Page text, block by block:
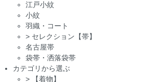
江戸小紋
小紋
羽織・コート
> セレクション【帯】
名古屋帯
袋帯・洒落袋帯
カテゴリから選ぶ
>
【着物】